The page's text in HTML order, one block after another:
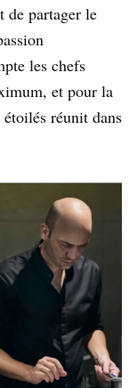
de partager le
les chefs
et pour la
réunit dans